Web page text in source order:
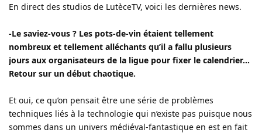
En direct des studios de LutèceTV, voici les dernières news.
-Le saviez-vous ? Les pots-de-vin étaient tellement
nombreux et tellement alléchants qu’il a fallu plusieurs
jours aux organisateurs de la ligue pour fixer le calendrier…
Retour sur un début chaotique.
Et oui, ce qu’on pensait être une série de problèmes
techniques liés à la technologie qui n’existe pas puisque nous
sommes dans un univers médiéval-fantastique en est en fait